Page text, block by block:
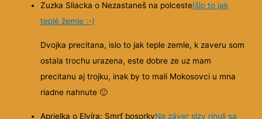
Zuzka Sliacka o Nezastaneš na polcesteIšlo to jak
teplé žemle :-)
Dvojka precitana, islo to jak teple zemle, k zaveru som
ostala trochu urazena, este dobre ze uz mam
precitanu aj trojku, inak by to mali Mokosovci u mna
riadne nahnute🙂
Aprielka o Elvíra: Smrť bosorkyNa záver slzy rinuli sa